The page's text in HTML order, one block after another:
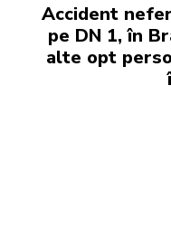
Accident
pe DN 1, în
alte opt